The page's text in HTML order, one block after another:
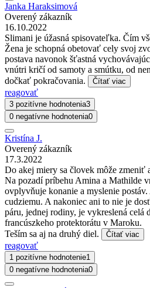
Janka Haraksimová
Overený zákazník
16.10.2022
Slimani je úžasná spisovateľka. Čím
Žena je schopná obetovať cely svoj
postava navonok šťastná
vnútri kričí od samoty a smútku, od
dočkať pokračovania.
Čítať viac
reagovať
3 pozitívne hodnotenia3
0 negatívne hodnotenia0
Kristína J.
Overený zákazník
17.3.2022
Do akej miery sa človek môže zmeniť
Na pozadí príbehu Amina a Mathilde
ovplyvňuje konanie a myslenie
cudziemu. A nakoniec ani to nie je
páru, jednej rodiny, je vykreslená celá
francúszkeho protektorátu v Maroku.
Teším sa aj na druhý diel.
Čítať viac
reagovať
1 pozitívne hodnotenie1
0 negatívne hodnotenia0